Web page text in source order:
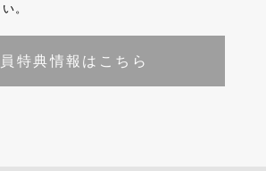
。
特典情報はこちら